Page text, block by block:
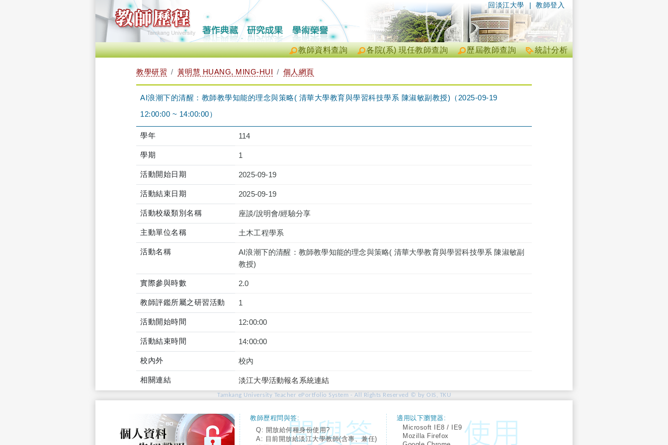
| 教師登入
回淡江大學
統計分析
歷屆教師查詢
各院(系) 現任教師查詢
教師資料查詢
教學研習 黃明慧 HUANG, MING-HUI 個人網頁
AI浪潮下的清醒：教師教學知能的理念與策略( 清華大學教育與學習科技學系 陳淑敏副教授)（2025-09-19
12:00:00 ~ 14:00:00）
學年 114
學期 1
活動開始日期 2025-09-19
活動結束日期 2025-09-19
活動校級類別名稱 座談/說明會/經驗分享
主動單位名稱 土木工程學系
活動名稱
AI浪潮下的清醒：教師教學知能的理念與策略( 清華大學教育與學習科技學系 陳淑敏副
教授)
實際參與時數 2.0
教師評鑑所屬之研習活動 1
活動開始時間 12:00:00
活動結束時間 14:00:00
校內外 校內
相關連結 淡江大學活動報名系統連結
Tamkang University Teacher ePortfolio System - All Rights Reserved © by OIS, TKU
教師歷程問與答:
Q: 開放給何種身份使用?
A: 目前開放給淡江大學教師(含專、兼任)
適用以下瀏覽器:
Microsoft IE8 / IE9
Mozilla Firefox